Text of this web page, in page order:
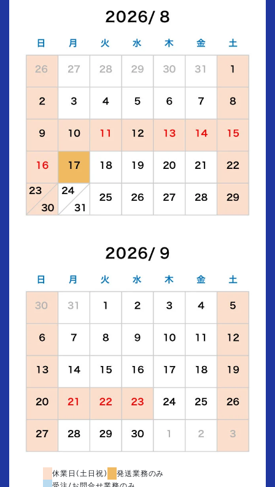
休業日(土日祝)
発送業務のみ